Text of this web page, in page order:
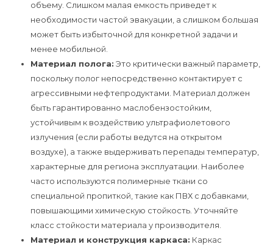
объему. Слишком малая емкость приведет к
необходимости частой эвакуации, а слишком большая
может быть избыточной для конкретной задачи и
менее мобильной.
Материал полога: Это критически важный параметр,
поскольку полог непосредственно контактирует с
агрессивными нефтепродуктами. Материал должен
быть гарантированно маслобензостойким,
устойчивым к воздействию ультрафиолетового
излучения (если работы ведутся на открытом
воздухе), а также выдерживать перепады температур,
характерные для региона эксплуатации. Наиболее
часто используются полимерные ткани со
специальной пропиткой, такие как ПВХ с добавками,
повышающими химическую стойкость. Уточняйте
класс стойкости материала у производителя.
Материал и конструкция каркаса: Каркас